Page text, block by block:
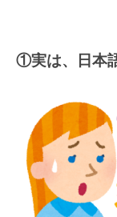
①実は、日本